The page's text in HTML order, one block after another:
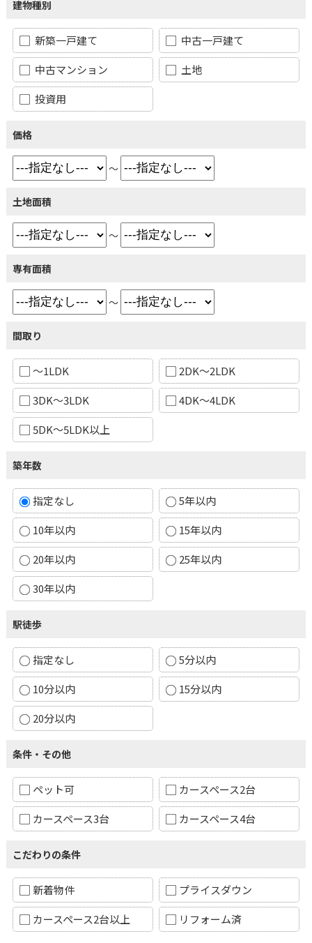
建物種別
新築一戸建て
中古一戸建て
中古マンション
土地
投資用
価格
～
土地面積
～
専有面積
～
間取り
～1LDK
2DK～2LDK
3DK～3LDK
4DK～4LDK
5DK～5LDK以上
築年数
指定なし
5年以内
10年以内
15年以内
20年以内
25年以内
30年以内
駅徒歩
指定なし
5分以内
10分以内
15分以内
20分以内
条件・その他
ペット可
カースペース2台
カースペース3台
カースペース4台
こだわりの条件
新着物件
プライスダウン
カースペース2台以上
リフォーム済